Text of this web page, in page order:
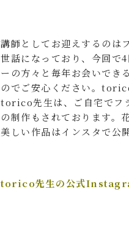
講師としてお迎えするのは
世話になっており、今回で
ーの方々と毎年お会いでき
のでご安心ください。
torico先生は、ご自宅でフ
の制作もされております。
美しい作品はインスタで公
torico先生の公式